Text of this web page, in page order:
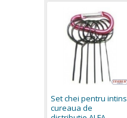
Set chei pentru intins
cureaua de